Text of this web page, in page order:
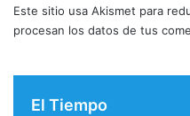
Este sitio usa Akismet para
procesan los datos de tus
El Tiempo